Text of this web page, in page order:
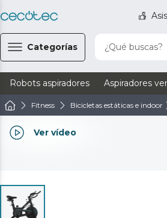
Categorías ¿Qué buscas?
Robots aspiradores Aspiradores
Fitness Bicicletas estáticas e indoor
Ver vídeo